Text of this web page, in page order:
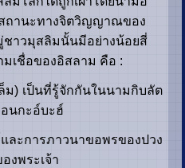
ถานะทางจิตวิญญาณของ
าวมุสลิมนั้นมีอย่างน้อยสี่
เชื่อของอิสลาม คือ :
ม) เป็นที่รู้จักกันในนามกิบลัต
นกะอ์บะฮ์
ละการภาวนาขอพรของปวง
งพระเจ้า